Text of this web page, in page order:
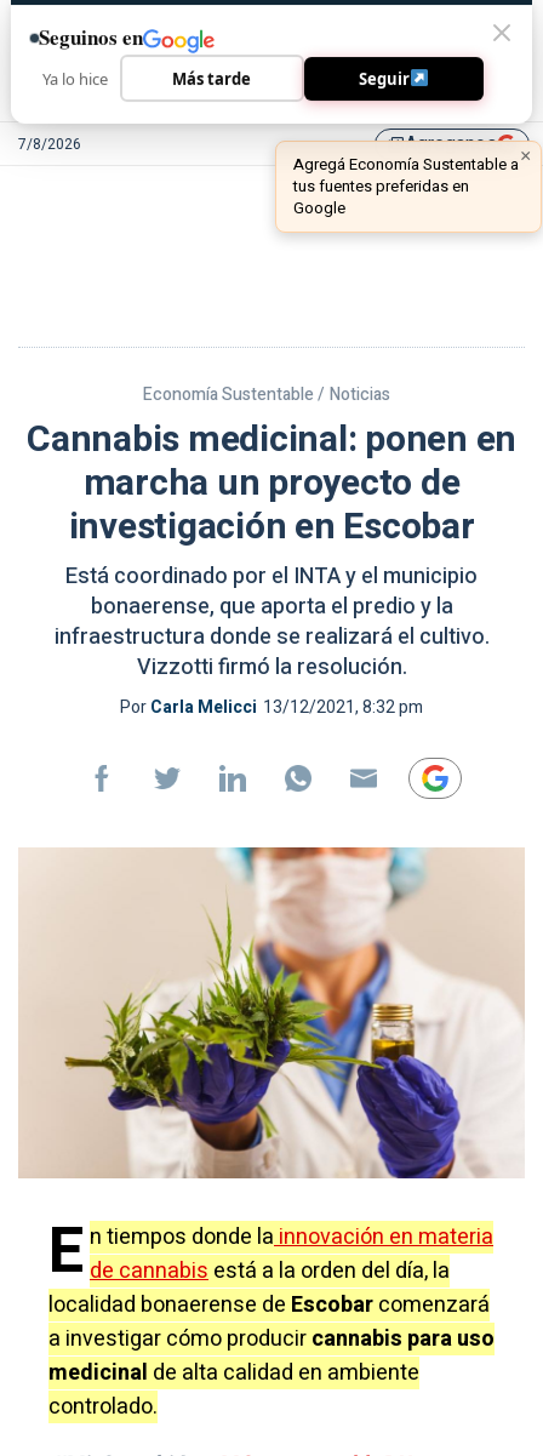
7/8/2026 library_addAgreganos
Economía Sustentable / Noticias
Cannabis medicinal: ponen en
marcha un proyecto de
investigación en Escobar
Está coordinado por el INTA y el municipio
bonaerense, que aporta el predio y la
infraestructura donde se realizará el cultivo.
Vizzotti firmó la resolución.
PorCarla Melicci 13/12/2021, 8:32 pm
E n tiempos donde lainnovación en materia
de cannabisestá a la orden del día, la
localidad bonaerense de Escobarcomenzará
a investigar cómo producircannabis para uso
medicinal de alta calidad en ambiente
controlado.
Seguinos en
Ya lo hice Más tarde Seguir